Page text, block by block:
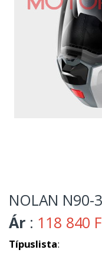
NOLAN N90-
Ár : 118 840
Típuslista: